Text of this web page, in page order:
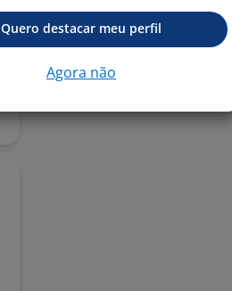
Quero destacar meu perfil
Agora não